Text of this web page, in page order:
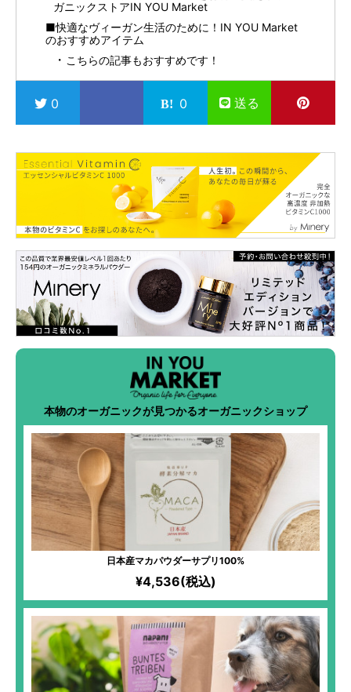
ガニックストアIN YOU Market
■快適なヴィーガン生活のために！IN YOU Market
のおすすめアイテム
こちらの記事もおすすめです！
0 0 送る
本物のオーガニックが見つかるオーガニックショップ
日本産マカパウダーサプリ100%
¥4,536(税込)